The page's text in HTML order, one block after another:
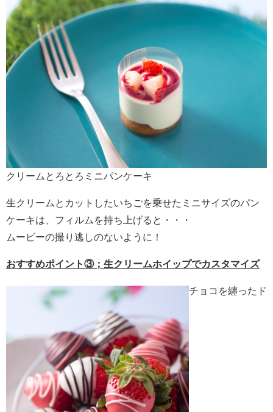
クリームとろとろミニパンケーキ
生クリームとカットしたいちごを乗せたミニサイズのパン
ケーキは、フィルムを持ち上げると・・・
ムービーの撮り逃しのないように！
おすすめポイント③；生クリームホイップでカスタマイズ
チョコを纏ったド